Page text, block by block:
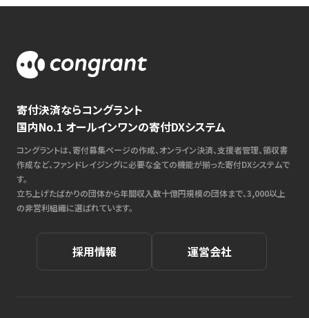
寄付決済ならコングラント
国内No.1 オールインワンの寄付DXシステム
コングラントは、寄付募集ページの作成、オンライン決済、支援者管理、領収書
作成など、ファンドレイジングに必要な全ての機能が揃った寄付DXシステムで
す。
立ち上げたばかりの団体から年間収入数十億円規模の団体まで、3,000以上
の非営利組織に選ばれています。
採用情報 運営会社